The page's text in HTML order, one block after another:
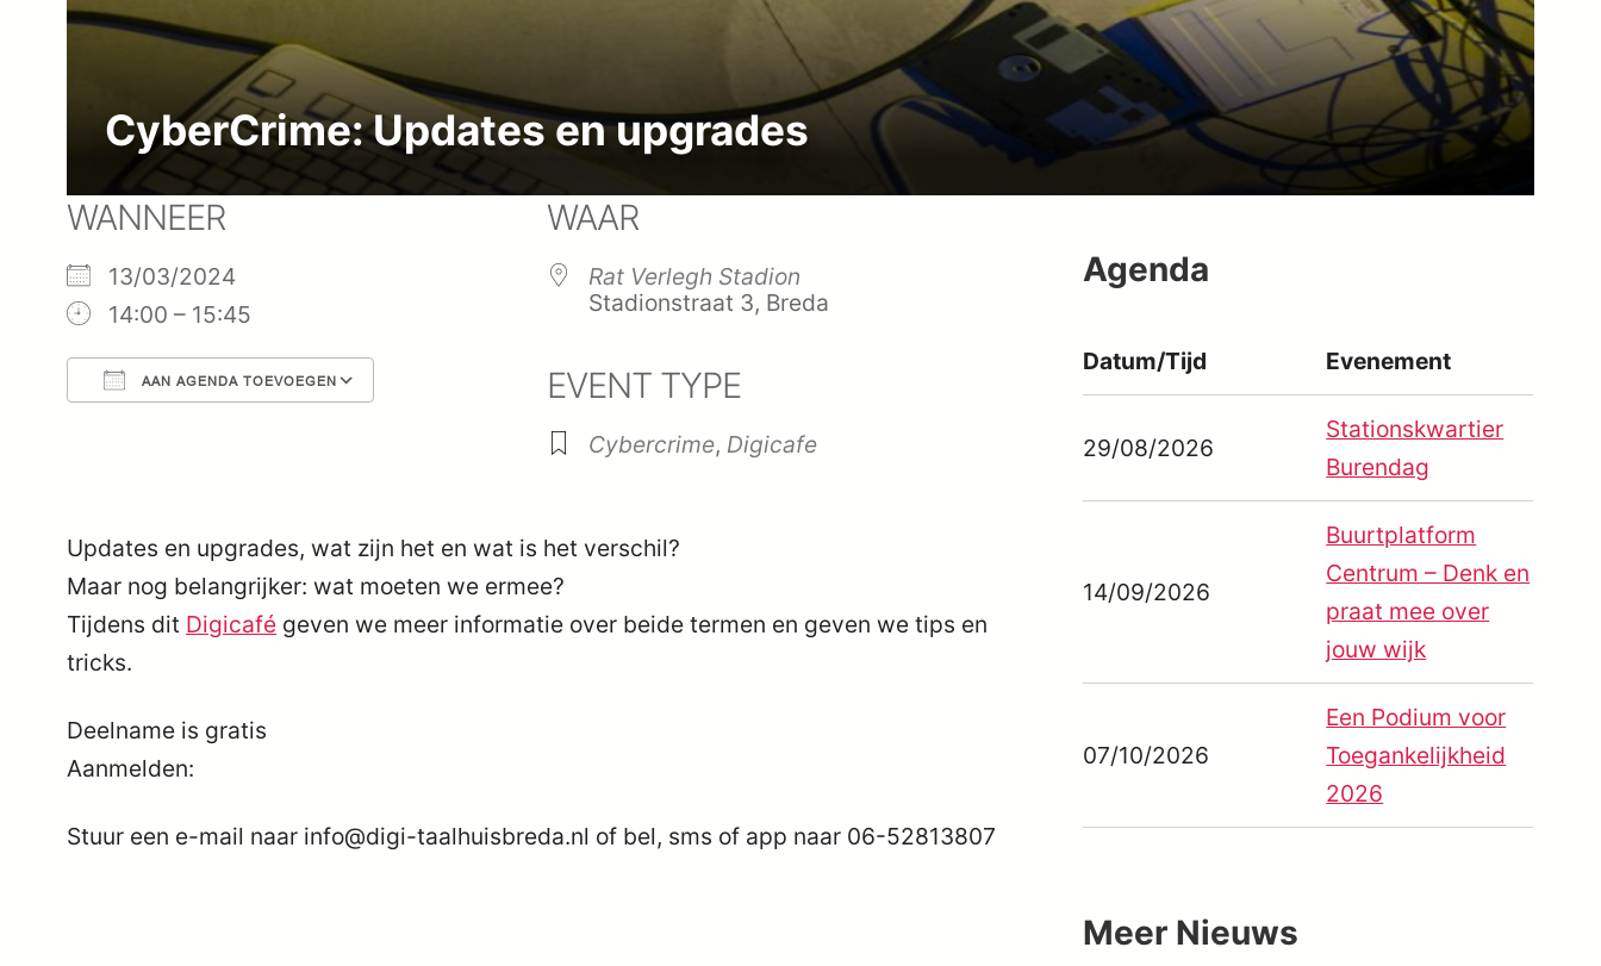
CyberCrime: Updates en upgrades
WANNEER
13/03/2024
14:00 – 15:45
AAN AGENDA TOEVOEGEN
Google Calendar iCalendar Outlook Live
WAAR
Rat Verlegh Stadion
Stadionstraat 3, Breda
EVENT TYPE
Cybercrime, Digicafe
Updates en upgrades, wat zijn het en wat is het verschil?
Maar nog belangrijker: wat moeten we ermee?
Tijdens dit Digicafé geven we meer informatie over beide termen en geven we tips en
tricks.
Deelname is gratis
Aanmelden:
Stuur een e-mail naar info@digi-taalhuisbreda.nl of bel, sms of app naar 06-52813807
Agenda
Datum/Tijd Evenement
29/08/2026
Stationskwartier
Burendag
14/09/2026
Buurtplatform
Centrum – Denk en
praat mee over
jouw wijk
07/10/2026
Een Podium voor
Toegankelijkheid
2026
Meer Nieuws